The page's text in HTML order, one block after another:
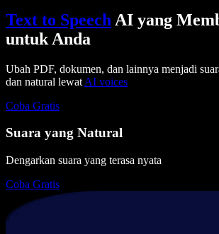
Text to Speech AI yang
untuk Anda
Ubah PDF, dokumen, dan lainnya menjadi
dan natural lewat AI voices
Coba Gratis
Suara yang Natural
Dengarkan suara yang terasa nyata
Coba Gratis